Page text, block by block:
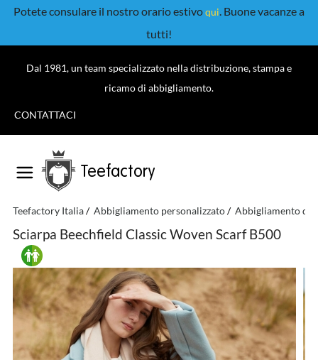
Potete consulare il nostro orario estivoqui. Buone vacanze a
tutti!
Dal 1981, un team specializzato nella distribuzione, stampa e
ricamo di abbigliamento.
CONTATTACI
Teefactory
Teefactory Italia Abbigliamento personalizzato Abbigliamento da
Sciarpa Beechfield Classic Woven Scarf B500